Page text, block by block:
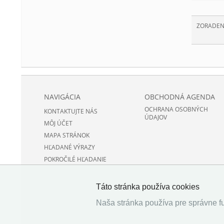
NAVIGÁCIA
KONTAKTUJTE NÁS
MÔJ ÚČET
MAPA STRÁNOK
HĽADANÉ VÝRAZY
POKROČILÉ HĽADANIE
OBCHODNÁ AGENDA
OCHRANA OSOBNÝCH
ÚDAJOV
Táto stránka používa cookies
Naša stránka používa pre správne